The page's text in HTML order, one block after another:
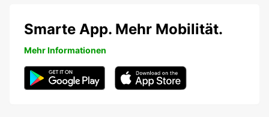
Smarte App. Mehr Mobilität.
Mehr Informationen